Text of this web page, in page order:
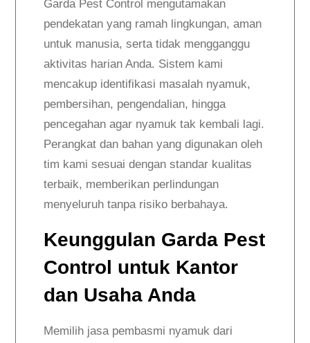
Garda Pest Control mengutamakan
pendekatan yang ramah lingkungan, aman
untuk manusia, serta tidak mengganggu
aktivitas harian Anda. Sistem kami
mencakup identifikasi masalah nyamuk,
pembersihan, pengendalian, hingga
pencegahan agar nyamuk tak kembali lagi.
Perangkat dan bahan yang digunakan oleh
tim kami sesuai dengan standar kualitas
terbaik, memberikan perlindungan
menyeluruh tanpa risiko berbahaya.
Keunggulan Garda Pest
Control untuk Kantor
dan Usaha Anda
Memilih jasa pembasmi nyamuk dari